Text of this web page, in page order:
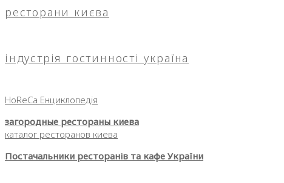
ресторани києва
індустрія гостинності україна
HoReCa Енциклопедія
загородные рестораны киева
каталог ресторанов киева
Постачальники ресторанів та кафе України